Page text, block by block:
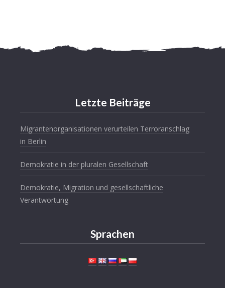
Letzte Beiträge
Migrantenorganisationen verurteilen Terroranschlag
in Berlin
Demokratie in der pluralen Gesellschaft
Demokratie, Migration und gesellschaftliche
Verantwortung
Sprachen